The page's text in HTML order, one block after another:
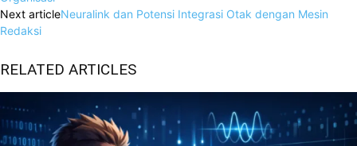
Next articleNeuralink dan Potensi Integrasi Otak dengan Mesin
Redaksi
RELATED ARTICLES